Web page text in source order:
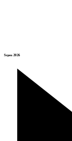
Srpen 2026